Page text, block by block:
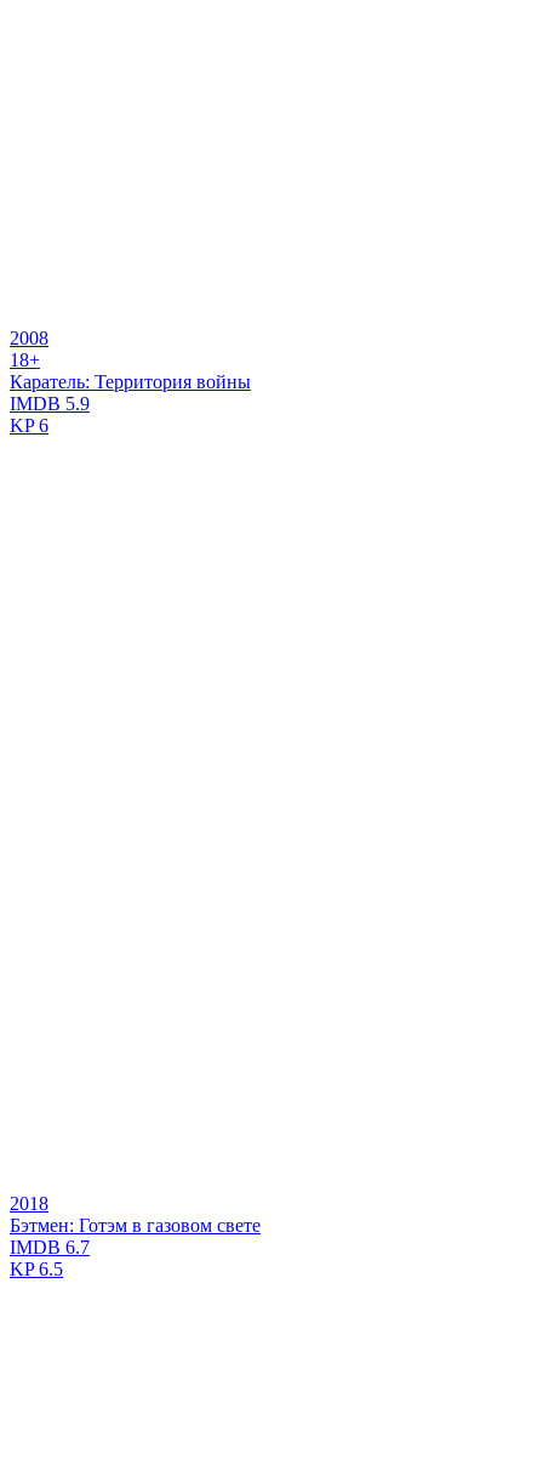
2008
18+
Каратель: Территория войны
IMDB 5.9
KP6
2018
Бэтмен: Готэм в газовом свете
IMDB 6.7
KP6.5